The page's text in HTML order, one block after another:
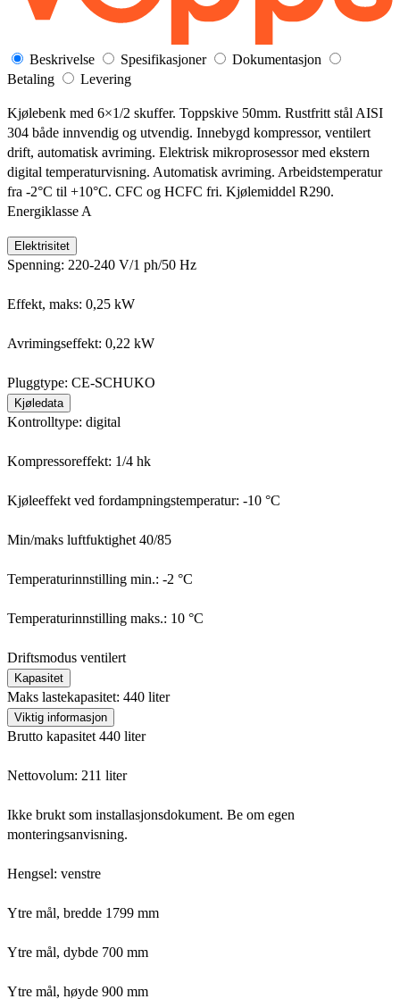
Beskrivelse Spesifikasjoner
Dokumentasjon
Betaling
Levering
Kjølebenk med 6×1/2 skuffer. Toppskive 50mm. Rustfritt stål AISI
304 både innvendig og utvendig. Innebygd kompressor, ventilert
drift, automatisk avriming. Elektrisk mikroprosessor med ekstern
digital temperaturvisning. Automatisk avriming. Arbeidstemperatur
fra -2°C til +10°C. CFC og HCFC fri. Kjølemiddel R290.
Energiklasse A
Elektrisitet
Spenning: 220-240 V/1 ph/50 Hz
Effekt, maks: 0,25 kW
Avrimingseffekt: 0,22 kW
Pluggtype: CE-SCHUKO
Kjøledata
Kontrolltype: digital
Kompressoreffekt: 1/4 hk
Kjøleeffekt ved fordampningstemperatur: -10 °C
Min/maks luftfuktighet 40/85
Temperaturinnstilling min.: -2 °C
Temperaturinnstilling maks.: 10 °C
Driftsmodus ventilert
Kapasitet
Maks lastekapasitet: 440 liter
Viktig informasjon
Brutto kapasitet 440 liter
Nettovolum: 211 liter
Ikke brukt som installasjonsdokument. Be om egen
monteringsanvisning.
Hengsel: venstre
Ytre mål, bredde 1799 mm
Ytre mål, dybde 700 mm
Ytre mål, høyde 900 mm